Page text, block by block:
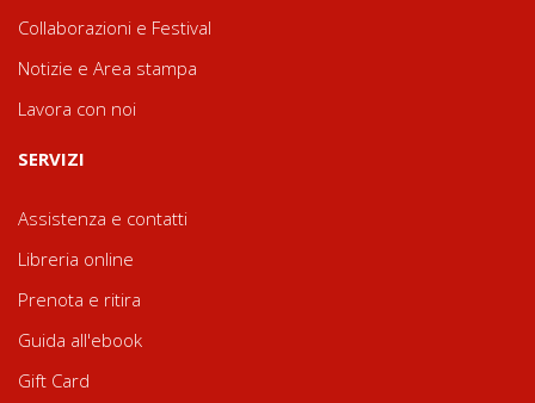
Collaborazioni e Festival
Notizie e Area stampa
Lavora con noi
SERVIZI
Assistenza e contatti
Libreria online
Prenota e ritira
Guida all'ebook
Gift Card